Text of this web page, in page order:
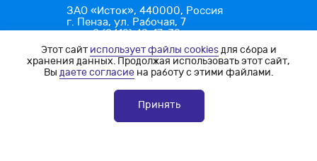
ЗАО «Исток», 440000, Россия
г. Пенза, ул. Рабочая, 7
тел.: 8 (8412) 49-17-32
факс: 8 (8412) 49-26-25
e-mail:office@istok-penza.ru
Политика конфиденциальности
Согласие на обработку ПД
Этот сайт использует файлы cookiesдля сбора и
хранения данных. Продолжая использовать этот сайт,
Вы даете согласие на работу с этими файлами.
Принять